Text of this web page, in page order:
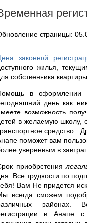
страницы:
законной
жилья,
собственника квартиры.
в оформлении
день как
возможность
в желаемую школу,
средство .
поможет вам
уверенным в
приобретения
Все трудности по
Вам Не придется
всегда сможем
районах.
в Анапе